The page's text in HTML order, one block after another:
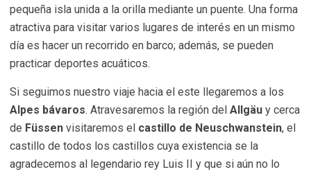
pequeña isla unida a la orilla mediante un puente. Una forma
atractiva para visitar varios lugares de interés en un mismo
día es hacer un recorrido en barco; además, se pueden
practicar deportes acuáticos.
Si seguimos nuestro viaje hacia el este llegaremos a los
Alpes bávaros. Atravesaremos la región del Allgäu y cerca
de Füssen visitaremos el castillo de Neuschwanstein, el
castillo de todos los castillos cuya existencia se la
agradecemos al legendario rey Luis II y que si aún no lo